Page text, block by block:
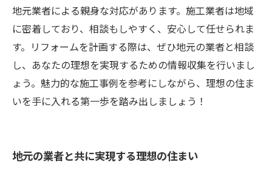
地元業者による親身な対応があります。施工業者は地域
に密着しており、相談もしやすく、安心して任せられま
す。リフォームを計画する際は、ぜひ地元の業者と相談
し、あなたの理想を実現するための情報収集を行いまし
ょう。魅力的な施工事例を参考にしながら、理想の住ま
いを手に入れる第一歩を踏み出しましょう！
地元の業者と共に実現する理想の住まい